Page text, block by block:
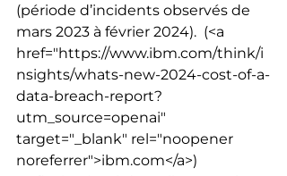
(période d’incidents observés de
mars 2023 à février 2024). (<a
href="https://www.ibm.com/think/i
nsights/whats-new-2024-cost-of-a-
data-breach-report?
utm_source=openai"
target="_blank" rel="noopener
noreferrer">ibm.com</a>)